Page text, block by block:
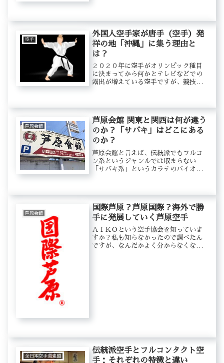
空手
外国人空手家が唐手（空手）発
祥の地「沖縄」に集う理由と
は？
２０２０年に空手がオリンピック種目
に決まってから何かとテレビなどでの
露出が増えている空手ですが、競技の
空...
芦原会館
芦原会館 関東と関西は何が違う
のか？「サバキ」はどこにある
のか？
芦原会館と言えば、伝統派でもフルコ
ン系というジャンルでは収まらない
「サバキ系」というカラテのパイオニ
広めて...
芦原会館
国際芦原？芦原国際？海外で勝
手に発展していく芦原空手
ＡＩＫＯという空手協会を知っていま
すか？私も知らなかったので調べたん
ですが、なんだかよく分からなくなっ
全日本空手道連盟
伝統派空手とフルコンタクト空
手：それぞれの特徴と違い